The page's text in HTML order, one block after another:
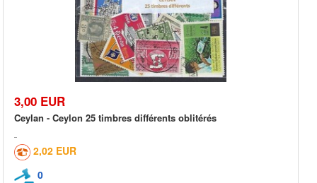
3,00 EUR
Ceylan - Ceylon 25 timbres différents oblitérés
2,02 EUR
0